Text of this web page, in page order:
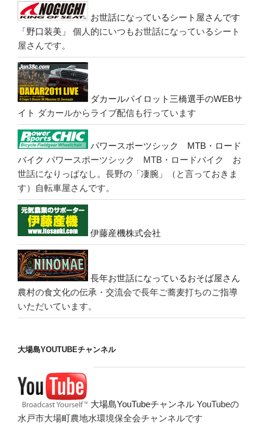
お世話になっているシート屋さんです
「野口装美」
個人的にいつもお世話になっているシート
屋さんです。
ダカールパイロット三橋選手のWEBサ
イト ダカールからライブ配信も行っています
パワースポーツシック MTB・ロード
バイク パワースポーツシック MTB・ロードバイク お
世話になりっぱなし。長野の「凄腕」（と言っておきま
す）自転車屋さんです。
伊藤産機株式会社
長年お世話になっているおそば屋さん
農村の食文化の伝承・交流会で長年ご蕎麦打ちのご指導
いただいています。
大場島YOUTUBEチャンネル
大場島YouTubeチャンネル YouTubeの
水戸市大場町農地水環境保全会チャンネルです